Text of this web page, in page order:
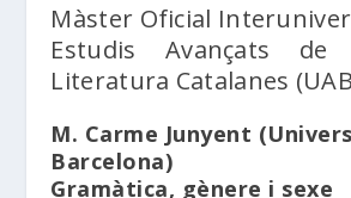
Màster Oficial
Estudis Avançats
Literatura Catalanes
M. Carme Junyent
Barcelona)
Gramàtica, gènere i sexe